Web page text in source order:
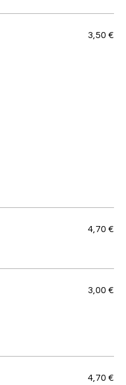
3,50 €
4,70 €
3,00 €
4,70 €